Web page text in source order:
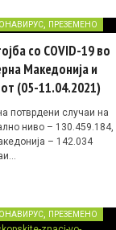
, ПРЕЗЕМЕНО
со COVID-19 во
Македонија и
(05-11.04.2021)
потврдени случаи на
ниво – 130.459.184,
– 142.034
, ПРЕЗЕМЕНО